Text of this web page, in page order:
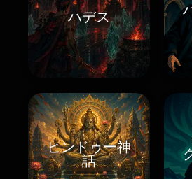
ハデス
ヒンドゥー神
話